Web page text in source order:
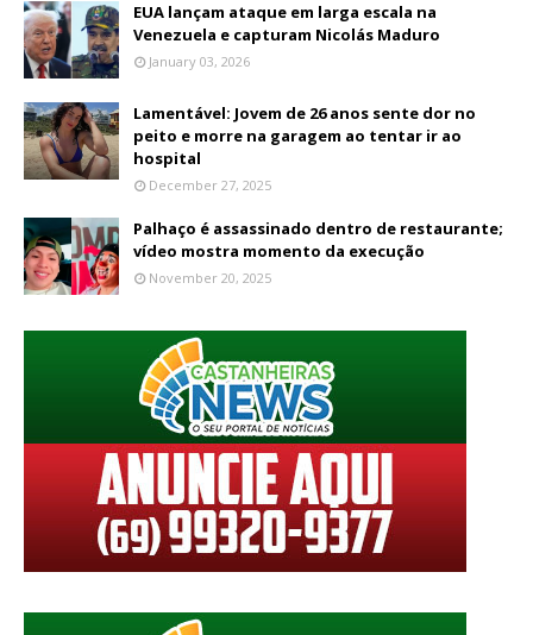
EUA lançam ataque em larga escala na
Venezuela e capturam Nicolás Maduro
January 03, 2026
Lamentável: Jovem de 26 anos sente dor no
peito e morre na garagem ao tentar ir ao
hospital
December 27, 2025
Palhaço é assassinado dentro de restaurante;
vídeo mostra momento da execução
November 20, 2025